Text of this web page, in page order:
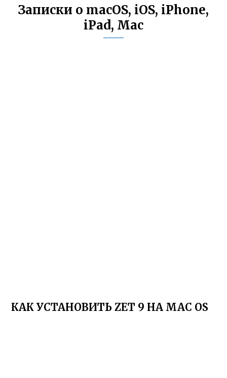
Записки о macOS, iOS, iPhone,
iPad, Mac
КАК УСТАНОВИТЬ ZET 9 НА MAC OS